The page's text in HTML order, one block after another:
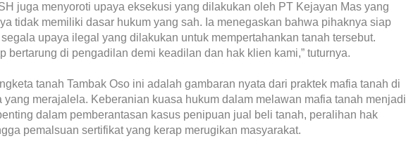
juga menyoroti upaya eksekusi yang dilakukan oleh PT Kejayan Mas yang
tidak memiliki dasar hukum yang sah. Ia menegaskan bahwa pihaknya siap
upaya ilegal yang dilakukan untuk mempertahankan tanah tersebut.
bertarung di pengadilan demi keadilan dan hak klien kami,” tuturnya.
tanah Tambak Oso ini adalah gambaran nyata dari praktek mafia tanah di
yang merajalela. Keberanian kuasa hukum dalam melawan mafia tanah menjadi
dalam pemberantasan kasus penipuan jual beli tanah, peralihan hak
pemalsuan sertifikat yang kerap merugikan masyarakat.